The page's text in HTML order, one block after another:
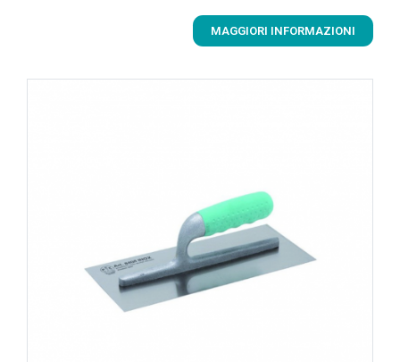
MAGGIORI INFORMAZIONI